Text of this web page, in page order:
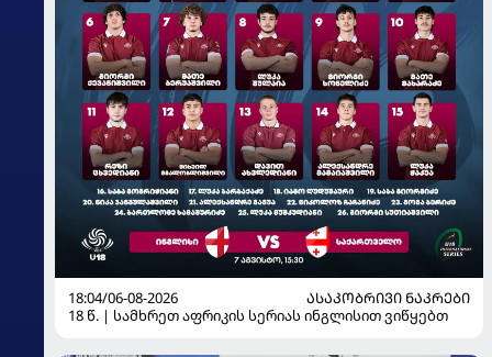
18:04/06-08-2026
ᲐᲡᲐᲙᲝᲑᲠᲘᲕᲘ ᲜᲐᲙᲠᲔᲑᲘ
18 წ. | სამხრეთ აფრიკის სერიას ინგლისით ვიწყებთ